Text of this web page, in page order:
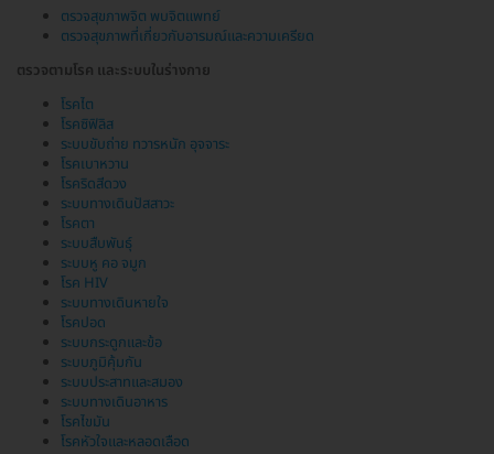
ตรวจสุขภาพจิต พบจิตแพทย์
ตรวจสุขภาพที่เกี่ยวกับอารมณ์และความเครียด
ตรวจตามโรค และระบบในร่างกาย
โรคไต
โรคซิฟิลิส
ระบบขับถ่าย ทวารหนัก อุจจาระ
โรคเบาหวาน
โรคริดสีดวง
ระบบทางเดินปัสสาวะ
โรคตา
ระบบสืบพันธุ์
ระบบหู คอ จมูก
โรค HIV
ระบบทางเดินหายใจ
โรคปอด
ระบบกระดูกและข้อ
ระบบภูมิคุ้มกัน
ระบบประสาทและสมอง
ระบบทางเดินอาหาร
โรคไขมัน
โรคหัวใจและหลอดเลือด